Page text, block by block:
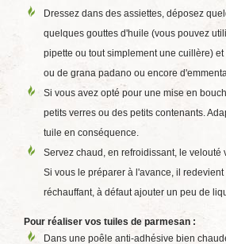
Dressez dans des assiettes, déposez
quelques gouttes d'huile (vous pouvez
pipette ou tout simplement une cuillère)
ou de grana padano ou encore
Si vous avez opté pour une mise en
petits verres ou des petits contenants.
tuile en conséquence.
Servez chaud, en refroidissant, le velouté
Si vous le préparer à l'avance, il
réchauffant, à défaut ajouter un peu de
Pour réaliser vos tuiles de parmesan :
Dans une poêle anti-adhésive bien